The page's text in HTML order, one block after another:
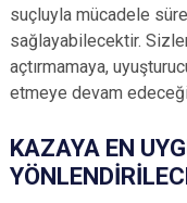
suçluyla mücadele
sağlayabilecektir.
açtırmamaya,
etmeye devam
KAZAYA EN